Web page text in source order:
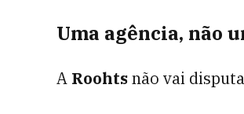
Uma agência, não
A Roohtsnão vai